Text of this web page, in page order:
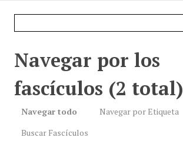
Navegar por los
fascículos (2 total)
Navegar todo
Navegar por Etiqueta
Buscar Fascículos